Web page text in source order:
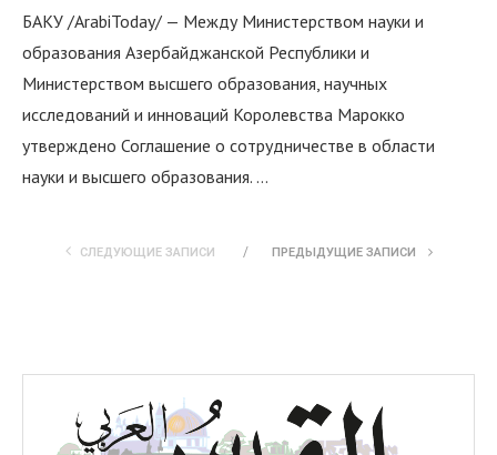
БАКУ /ArabiToday/ — Между Министерством науки и
образования Азербайджанской Республики и
Министерством высшего образования, научных
исследований и инноваций Королевства Марокко
утверждено Соглашение о сотрудничестве в области
науки и высшего образования. …
СЛЕДУЮЩИЕ ЗАПИСИ ПРЕДЫДУЩИЕ ЗАПИСИ